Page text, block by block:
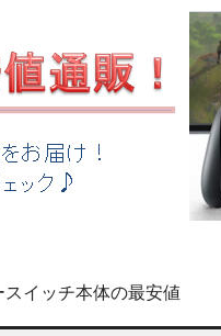
スイッチ本体の最安値